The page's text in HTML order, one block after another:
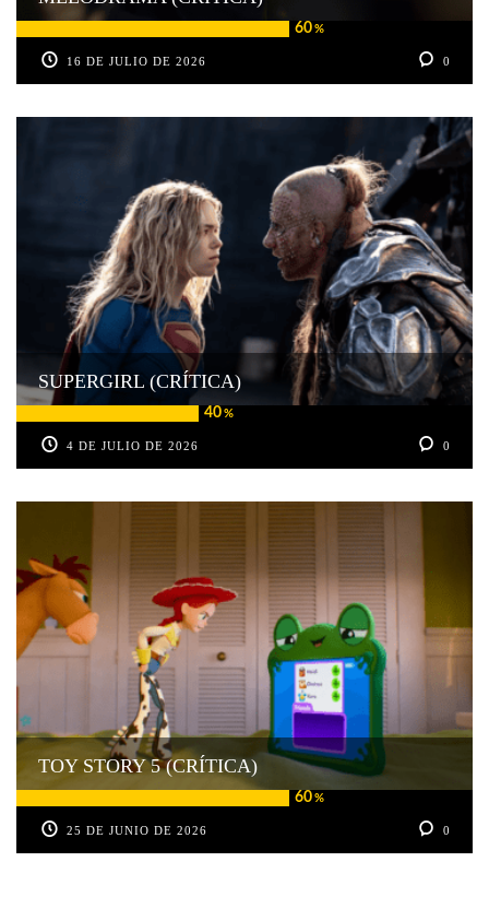
60%
16 DE JULIO DE 2026 0
40%
SUPERGIRL (CRÍTICA)
4 DE JULIO DE 2026 0
60%
TOY STORY 5 (CRÍTICA)
25 DE JUNIO DE 2026 0